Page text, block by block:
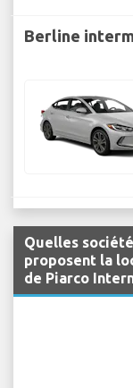
Berline
Quelles
proposent la
de Piarco